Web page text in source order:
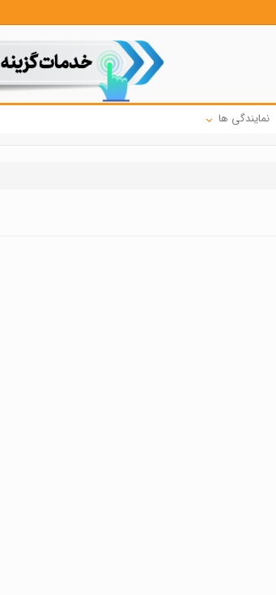
نمایندگی ها